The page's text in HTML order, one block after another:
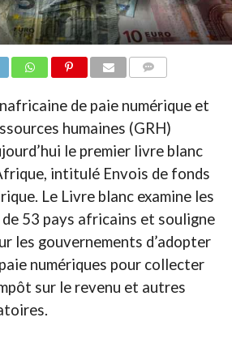
de paie numérique et
humaines (GRH)
le premier livre blanc
intitulé Envois de fonds
Le Livre blanc examine les
53 pays africains et souligne
les gouvernements d’adopter
numériques pour collecter
sur le revenu et autres